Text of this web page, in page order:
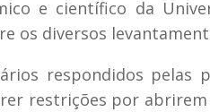
e científico da
os diversos
respondidos pelas
restrições por abrirem